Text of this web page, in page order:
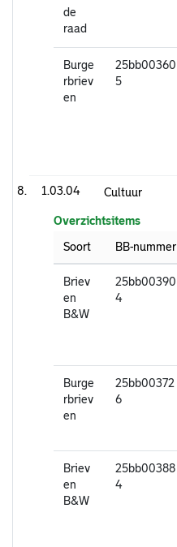
de
raad
Burge
rbriev
en
25bb00360
5
1.03.04 Cultuur
Overzichtsitems
Soort
BB-nummer
Briev
en
B&W
25bb00390
4
Burge
rbriev
en
25bb00372
6
Briev
en
B&W
25bb00388
4